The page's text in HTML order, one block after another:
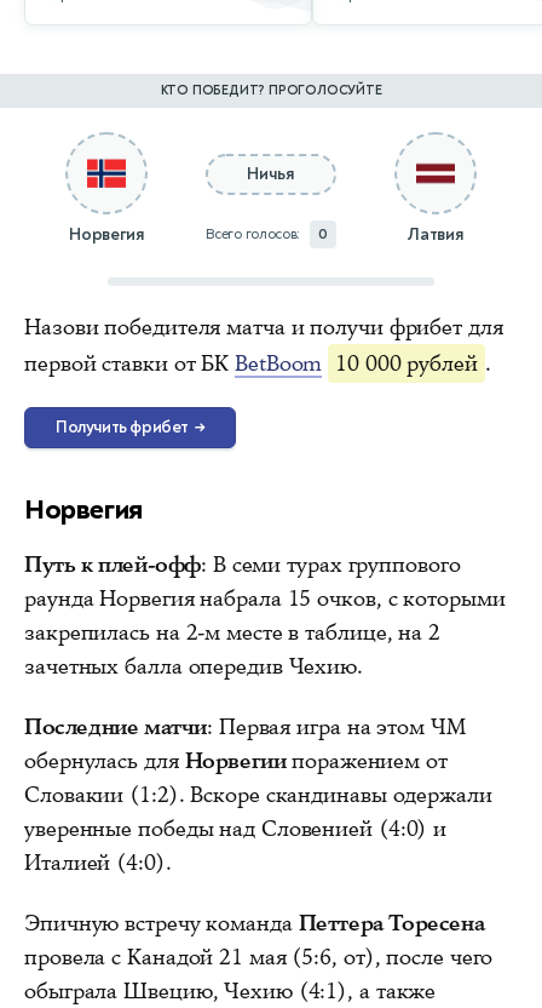
КТО ПОБЕДИТ? ПРОГОЛОСУЙТЕ
Норвегия
Ничья
Всего голосов: 0 Латвия
Назови победителя матча и получи фрибет для
первой ставки от БК BetBoom 10 000 рублей .
Получить фрибет →
Норвегия
Путь к плей-офф: В семи турах группового
раунда Норвегия набрала 15 очков, с которыми
закрепилась на 2-м месте в таблице, на 2
зачетных балла опередив Чехию.
Последние матчи: Первая игра на этом ЧМ
обернулась для Норвегиипоражением от
Словакии (1:2). Вскоре скандинавы одержали
уверенные победы над Словенией (4:0) и
Италией (4:0).
Эпичную встречу команда Петтера Торесена
провела с Канадой 21 мая (5:6, от), после чего
обыграла Швецию, Чехию (4:1), а также